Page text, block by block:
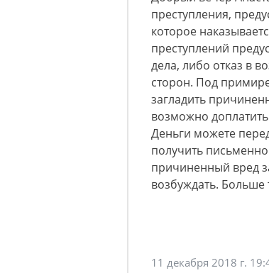
преступления,
которое
преступлений
дела, либо отказ в
сторон. Под
загладить
возможно
Деньги можете
получить
причиненный вред
возбуждать. Больше
11 декабря 2018 г.